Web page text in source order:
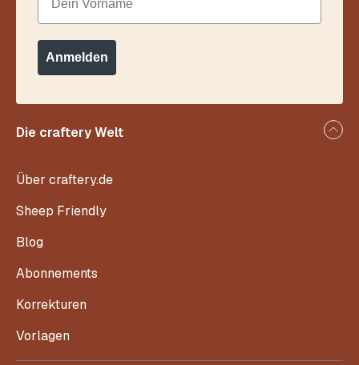
Die craftery Welt
Über craftery.de
Sheep Friendly
Blog
Abonnements
Korrekturen
Vorlagen
Anmelden